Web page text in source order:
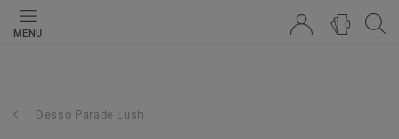
MENU
0
Desso Parade Lush